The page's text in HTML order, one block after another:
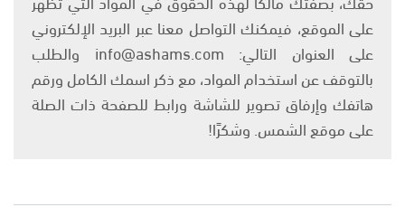
على الموقع، فيمكنك التواصل معنا عبر البريد الإلكتروني
على العنوان التالي: info@ashams.com والطلب
بالتوقف عن استخدام المواد، مع ذكر اسمك الكامل ورقم
هاتفك وإرفاق تصوير للشاشة ورابط للصفحة ذات الصلة
على موقع الشمس. وشكرًا!